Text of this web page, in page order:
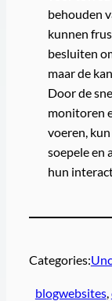
behouden
kunnen
besluiten
maar de
Door de
monitoren
voeren,
soepele en
hun
Categories:
blogwebsites,